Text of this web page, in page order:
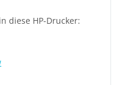
diese HP-Drucker: